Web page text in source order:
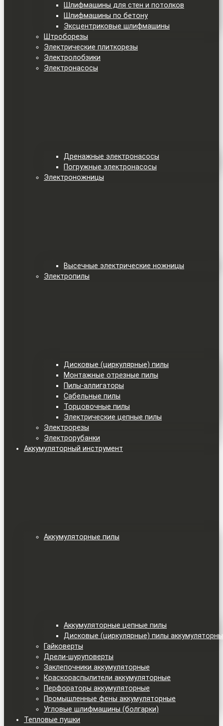
Шлифмашины для стен и потолков
Шлифмашины по бетону
Эксцентриковые шлифмашины
Штроборезы
Электрические плиткорезы
Электролобзики
Электронасосы
Дренажные электронасосы
Погружные электронасосы
Электроножницы
Высечные электрические ножницы
Электропилы
Дисковые (циркулярные) пилы
Монтажные отрезные пилы
Пилы-аллигаторы
Сабельные пилы
Торцовочные пилы
Электрические цепные пилы
Электрорезы
Электрорубанки
Аккумуляторный инструмент
Аккумуляторные пилы
Аккумуляторные цепные пилы
Дисковые (циркулярные) пилы
Гайковерты
Дрели-шуруповерты
Заклепочники аккумуляторные
Краскораспылители аккумуляторные
Перфораторы аккумуляторные
Промышленные фены аккумуляторные
Угловые шлифмашины (болгарки)
Тепловые пушки